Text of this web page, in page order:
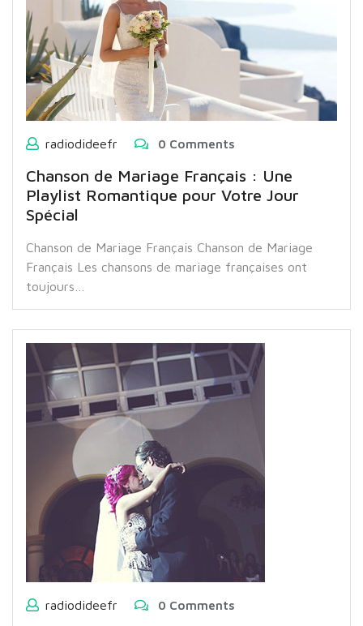
radiodideefr 0 Comments
Chanson de Mariage Français : Une
Playlist Romantique pour Votre Jour
Spécial
Chanson de Mariage Français Chanson de Mariage
Français Les chansons de mariage françaises ont
toujours…
radiodideefr 0 Comments